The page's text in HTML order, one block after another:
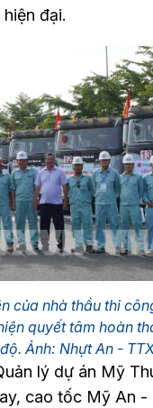
đại.
của nhà thầu thi
quyết tâm hoàn
Ảnh: Nhựt An -
lý dự án Mỹ
cao tốc Mỹ An -